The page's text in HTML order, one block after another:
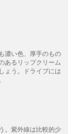
濃い色、厚手のもの
あるリップクリーム
ょう。ドライブには
。紫外線は比較的少